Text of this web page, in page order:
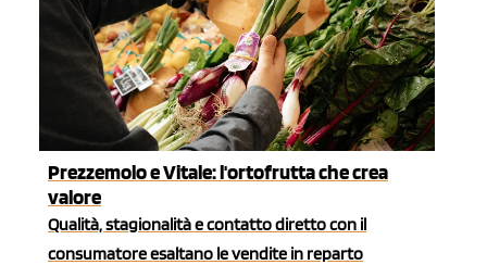
Prezzemolo e Vitale: l'ortofrutta che crea
valore
Qualità, stagionalità e contatto diretto con il
consumatore esaltano le vendite in reparto